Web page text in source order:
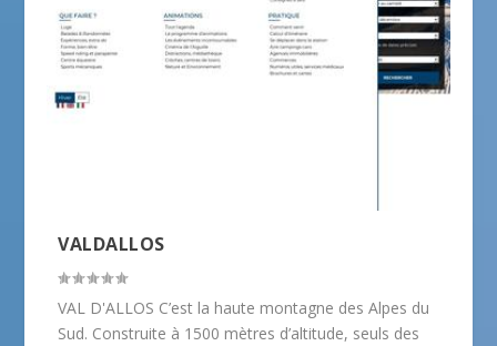
VALDALLOS
VAL D'ALLOS C’est la haute montagne des Alpes du
Sud. Construite à 1500 mètres d’altitude, seuls des